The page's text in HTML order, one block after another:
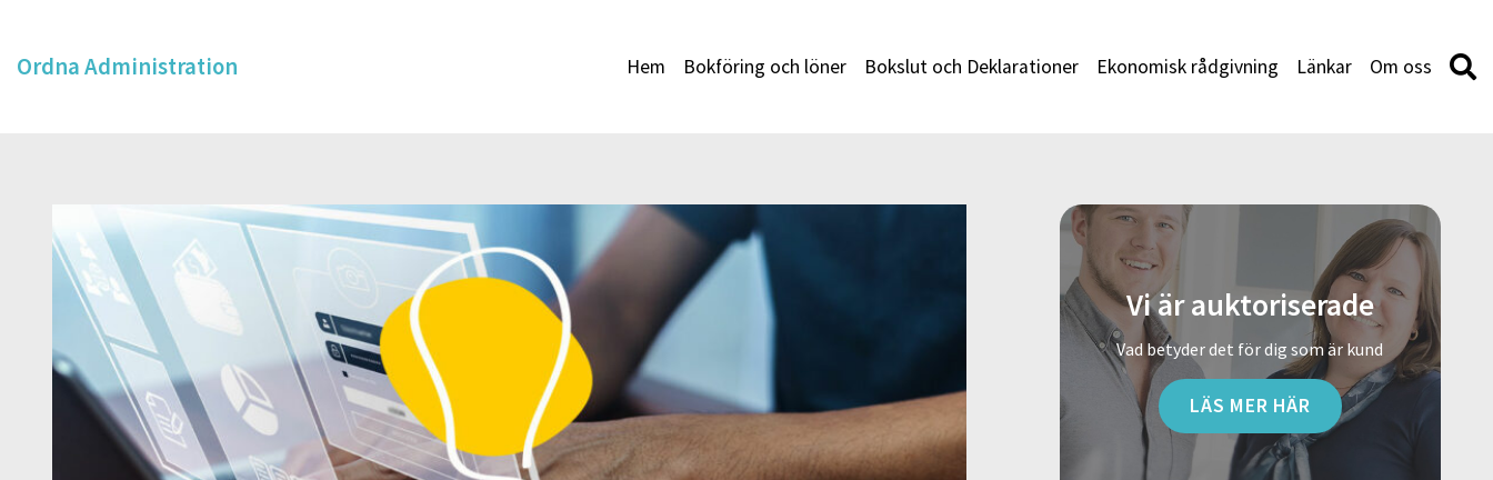
Ordna Administration Hem Bokföring och löner Bokslut och Deklarationer Ekonomisk rådgivning Länkar Om oss
Vi är auktoriserade
Vad betyder det för dig som är kund
LÄS MER HÄR